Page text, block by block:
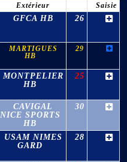
Extérieur Saisie
GFCA HB 26
MARTIGUES
HB
29
MONTPELIER
HB
25
CAVIGAL
NICE SPORTS
HB
30
USAM NIMES
GARD
28